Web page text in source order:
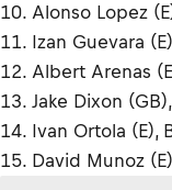
10. Alonso Lopez
11. Izan Guevara
12. Albert Arenas
13. Jake Dixon
14. Ivan Ortola (E),
15. David Munoz